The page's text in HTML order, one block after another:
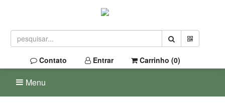
Contato Entrar Carrinho (0)
Menu